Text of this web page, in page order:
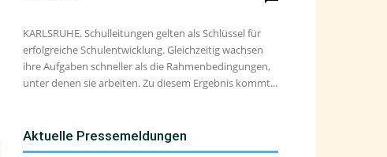
KARLSRUHE. Schulleitungen gelten als Schlüssel für
erfolgreiche Schulentwicklung. Gleichzeitig wachsen
ihre Aufgaben schneller als die Rahmenbedingungen,
unter denen sie arbeiten. Zu diesem Ergebnis kommt...
Aktuelle Pressemeldungen